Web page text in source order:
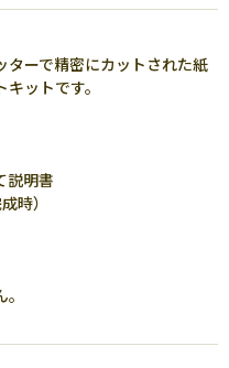
ターで精密にカットされた紙
ットです。
説明書
時）